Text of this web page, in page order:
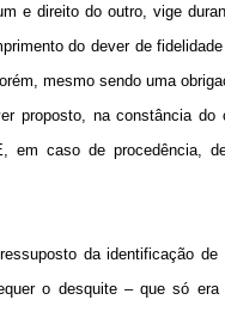
e direito do outro, vige
do dever de
mesmo sendo uma
proposto, na constância
em caso de procedência,
da identificação
o desquite – que só